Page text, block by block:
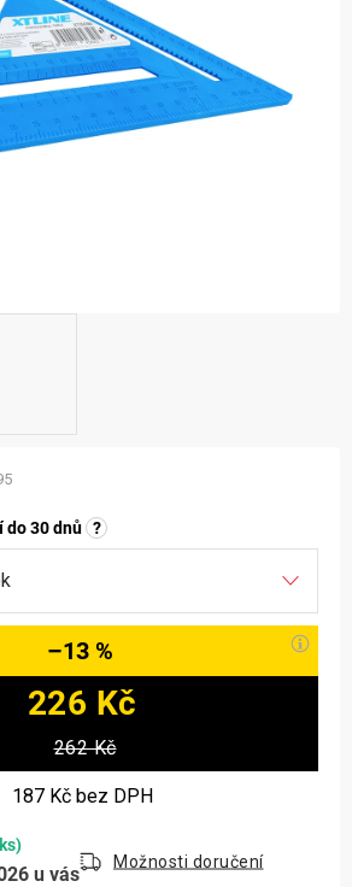
do 30 dnů ?
262 Kč
–13 %
226 Kč
187 Kčbez DPH
u vás
Možnosti doručení